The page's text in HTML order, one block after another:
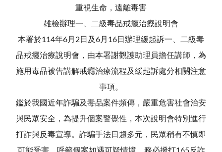
重視生命，遠離毒害
雄檢辦理一、二級毒品戒癮治療說明會
本署於114年6月2日及6月16日辦理緩起訴一、二級毒
品戒癮治療說明會，由本署謝觀護助理員擔任講師，為
施用毒品被告講解戒癮治療流程及緩起訴處分相關注意
事項。
鑑於我國近年詐騙及毒品案件頻傳，嚴重危害社會治安
與民眾安全，為提升個案警覺性，本次說明會特別進行
打詐與反毒宣導。詐騙手法日趨多元，民眾稍有不慎即